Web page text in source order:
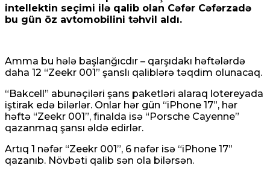
intellektin seçimi ilə qalib olan Cəfər Cəfərzadə
bu gün öz avtomobilini təhvil aldı.
Amma bu hələ başlanğıcdır – qarşıdakı həftələrdə
daha 12 “Zeekr 001” şanslı qaliblərə təqdim olunacaq.
“Bakcell” abunəçiləri şans paketləri alaraq lotereyada
iştirak edə bilərlər. Onlar hər gün “iPhone 17”, hər
həftə “Zeekr 001”, finalda isə “Porsche Cayenne”
qazanmaq şansı əldə edirlər.
Artıq 1 nəfər “Zeekr 001”, 6 nəfər isə “iPhone 17”
qazanıb. Növbəti qalib sən ola bilərsən.